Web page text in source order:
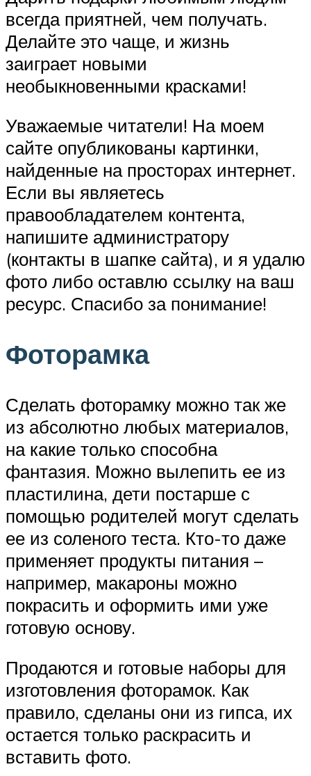
всегда приятней, чем получать.
Делайте это чаще, и жизнь
заиграет новыми
необыкновенными красками!
Уважаемые читатели! На моем
сайте опубликованы картинки,
найденные на просторах интернет.
Если вы являетесь
правообладателем контента,
напишите администратору
(контакты в шапке сайта), и я удалю
фото либо оставлю ссылку на ваш
ресурс. Спасибо за понимание!
Фоторамка
Сделать фоторамку можно так же
из абсолютно любых материалов,
на какие только способна
фантазия. Можно вылепить ее из
пластилина, дети постарше с
помощью родителей могут сделать
ее из соленого теста. Кто-то даже
применяет продукты питания –
например, макароны можно
покрасить и оформить ими уже
готовую основу.
Продаются и готовые наборы для
изготовления фоторамок. Как
правило, сделаны они из гипса, их
остается только раскрасить и
вставить фото.